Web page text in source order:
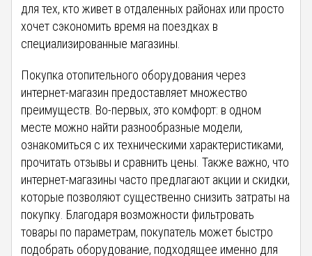
для тех, кто живет в отдаленных районах или просто
хочет сэкономить время на поездках в
специализированные магазины.
Покупка отопительного оборудования через
интернет-магазин предоставляет множество
преимуществ. Во-первых, это комфорт: в одном
месте можно найти разнообразные модели,
ознакомиться с их техническими характеристиками,
прочитать отзывы и сравнить цены. Также важно, что
интернет-магазины часто предлагают акции и скидки,
которые позволяют существенно снизить затраты на
покупку. Благодаря возможности фильтровать
товары по параметрам, покупатель может быстро
подобрать оборудование, подходящее именно для